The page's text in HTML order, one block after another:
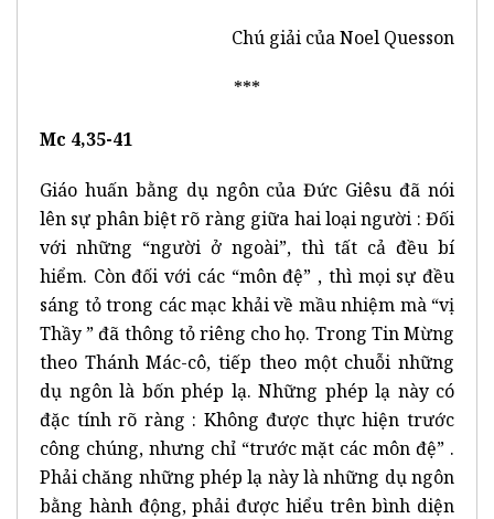
Chú giải của Noel Quesson
***
Mc 4,35-41
Giáo huấn bằng dụ ngôn của Đức Giêsu đã nói
lên sự phân biệt rõ ràng giữa hai loại người : Đối
với những “người ở ngoài”, thì tất cả đều bí
hiểm. Còn đối với các “môn đệ” , thì mọi sự đều
sáng tỏ trong các mạc khải về mầu nhiệm mà “vị
Thầy ” đã thông tỏ riêng cho họ. Trong Tin Mừng
theo Thánh Mác-cô, tiếp theo một chuỗi những
dụ ngôn là bốn phép lạ. Những phép lạ này có
đặc tính rõ ràng : Không được thực hiện trước
công chúng, nhưng chỉ “trước mặt các môn đệ” .
Phải chăng những phép lạ này là những dụ ngôn
bằng hành động, phải được hiểu trên bình diện